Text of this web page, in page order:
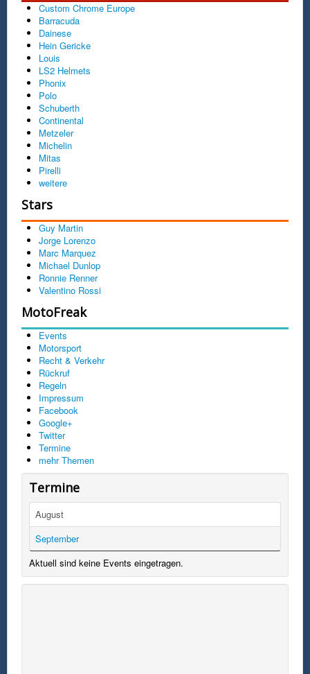
Custom Chrome Europe
Barracuda
Dainese
Hein Gericke
Louis
LS2 Helmets
Phonix
Polo
Schuberth
Continental
Metzeler
Michelin
Mitas
Pirelli
weitere
Stars
Guy Martin
Jorge Lorenzo
Marc Marquez
Michael Dunlop
Ronnie Renner
Valentino Rossi
MotoFreak
Events
Motorsport
Recht & Verkehr
Rückruf
Regeln
Impressum
Facebook
Google+
Twitter
Termine
mehr Themen
Termine
August
September
Aktuell sind keine Events eingetragen.